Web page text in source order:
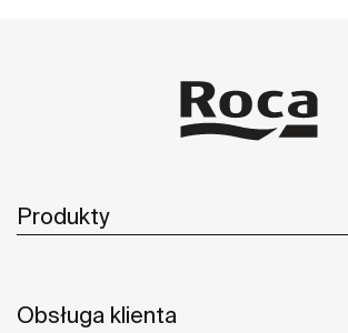
Produkty
Obsługa klienta